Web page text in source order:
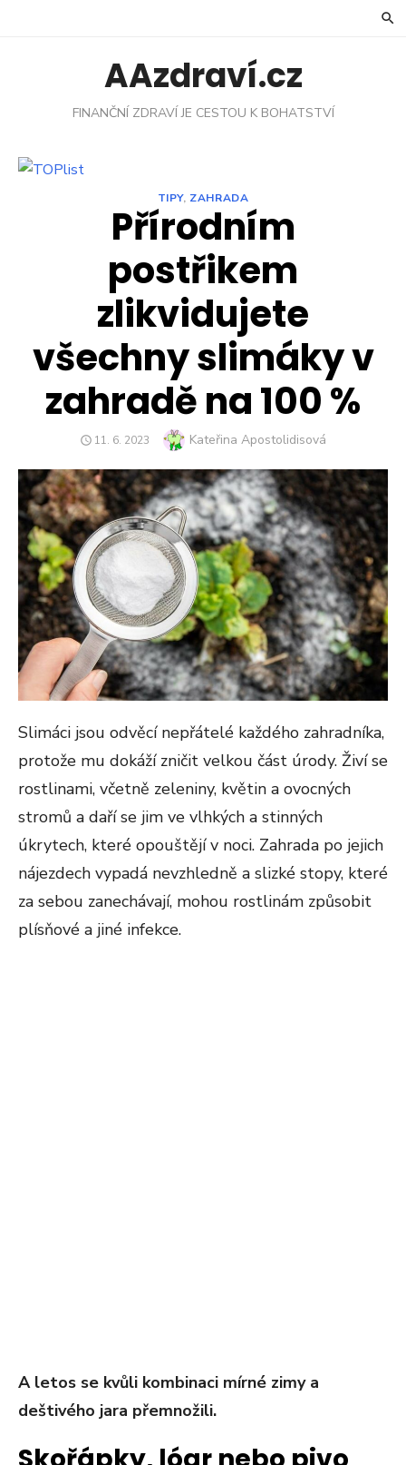
AAzdraví.cz
FINANČNÍ ZDRAVÍ JE CESTOU K BOHATSTVÍ
TIPY, ZAHRADA
Přírodním
postřikem
zlikvidujete
všechny slimáky v
zahradě na 100 %
POSTED
11. 6. 2023 Author
Kateřina Apostolidisová
Slimáci jsou odvěcí nepřátelé každého zahradníka,
protože mu dokáží zničit velkou část úrody. Živí se
rostlinami, včetně zeleniny, květin a ovocných
stromů a daří se jim ve vlhkých a stinných
úkrytech, které opouštějí v noci. Zahrada po jejich
nájezdech vypadá nevzhledně a slizké stopy, které
za sebou zanechávají, mohou rostlinám způsobit
plísňové a jiné infekce.
A letos se kvůli kombinaci mírné zimy a
deštivého jara přemnožili.